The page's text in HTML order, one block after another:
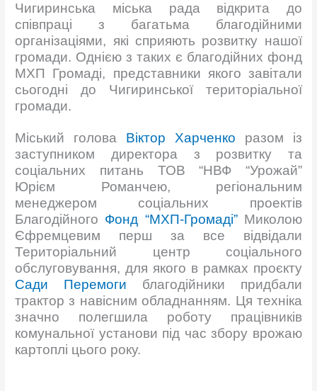
Чигиринська міська рада відкрита до
співпраці з багатьма благодійними
організаціями, які сприяють розвитку нашої
громади. Однією з таких є благодійних фонд
МХП Громаді, представники якого завітали
сьогодні до Чигиринської територіальної
громади.
Міський голова Віктор Харченко разом із
заступником директора з розвитку та
соціальних питань ТОВ “НВФ “Урожай”
Юрієм Романчею, регіональним
менеджером соціальних проектів
Благодійного Фонд “МХП-Громаді”Миколою
Єфремцевим перш за все відвідали
Територіальний центр соціального
обслуговування, для якого в рамках проєкту
Сади Перемоги благодійники придбали
трактор з навісним обладнанням. Ця техніка
значно полегшила роботу працівників
комунальної установи під час збору врожаю
картоплі цього року.